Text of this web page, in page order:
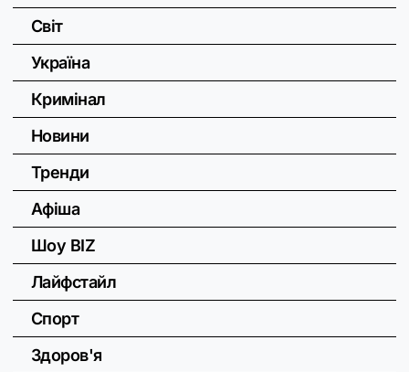
Світ
Україна
Кримінал
Новини
Тренди
Афіша
Шоу BIZ
Лайфстайл
Спорт
Здоров'я